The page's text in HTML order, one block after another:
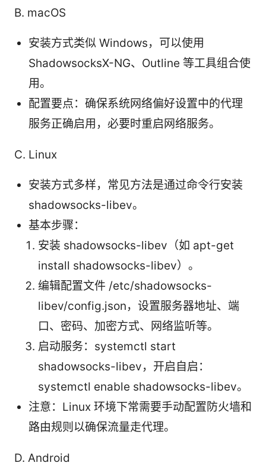
B. macOS
安装方式类似 Windows，可以使用
ShadowsocksX-NG、Outline 等工具组合使
用。
配置要点：确保系统网络偏好设置中的代理
服务正确启用，必要时重启网络服务。
C. Linux
安装方式多样，常见方法是通过命令行安装
shadowsocks-libev。
基本步骤：
安装 shadowsocks-libev（如 apt-get
install shadowsocks-libev）。
编辑配置文件 /etc/shadowsocks-
libev/config.json，设置服务器地址、端
口、密码、加密方式、网络监听等。
启动服务：systemctl start
shadowsocks-libev，开启自启：
systemctl enable shadowsocks-libev。
注意：Linux 环境下常需要手动配置防火墙和
路由规则以确保流量走代理。
D. Android